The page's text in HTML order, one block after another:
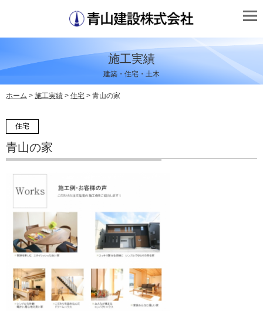
施工実績
建築・住宅・土木
ホーム > 施工実績 > 住宅 > 青山の家
住宅
青山の家